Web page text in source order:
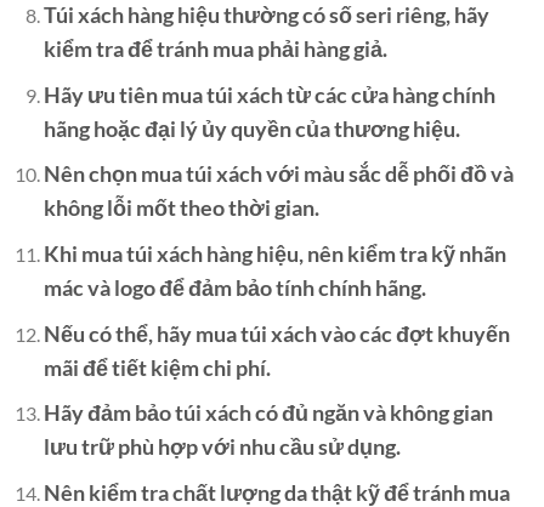
Túi xách hàng hiệu thường có số seri riêng, hãy
kiểm tra để tránh mua phải hàng giả.
Hãy ưu tiên mua túi xách từ các cửa hàng chính
hãng hoặc đại lý ủy quyền của thương hiệu.
Nên chọn mua túi xách với màu sắc dễ phối đồ và
không lỗi mốt theo thời gian.
Khi mua túi xách hàng hiệu, nên kiểm tra kỹ nhãn
mác và logo để đảm bảo tính chính hãng.
Nếu có thể, hãy mua túi xách vào các đợt khuyến
mãi để tiết kiệm chi phí.
Hãy đảm bảo túi xách có đủ ngăn và không gian
lưu trữ phù hợp với nhu cầu sử dụng.
Nên kiểm tra chất lượng da thật kỹ để tránh mua